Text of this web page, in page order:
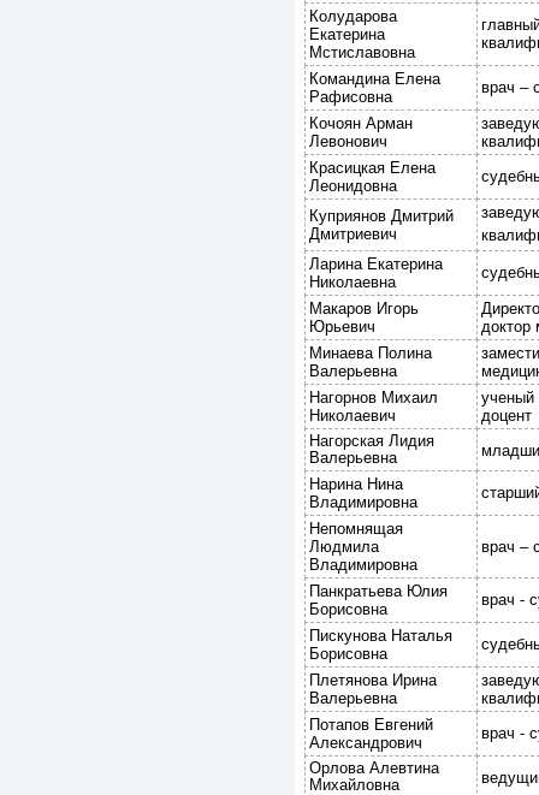
Колударова
Екатерина
Мстиславовна
Командина Елена
Рафисовна
врач –
Кочоян Арман
Левонович
Красицкая Елена
Леонидовна
Куприянов Дмитрий
Дмитриевич
Ларина Екатерина
Николаевна
Макаров Игорь
Юрьевич
доктор
Минаева Полина
Валерьевна
Нагорнов Михаил
Николаевич
ученый
доцент
Нагорская Лидия
Валерьевна
Нарина Нина
Владимировна
Непомнящая
Людмила
Владимировна
врач –
Панкратьева Юлия
Борисовна
врач -
Пискунова Наталья
Борисовна
Плетянова Ирина
Валерьевна
Потапов Евгений
Александрович
врач -
Орлова Алевтина
Михайловна